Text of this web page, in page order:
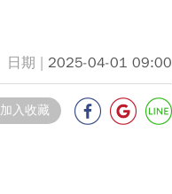
2025-04-01 09:00
加入收藏